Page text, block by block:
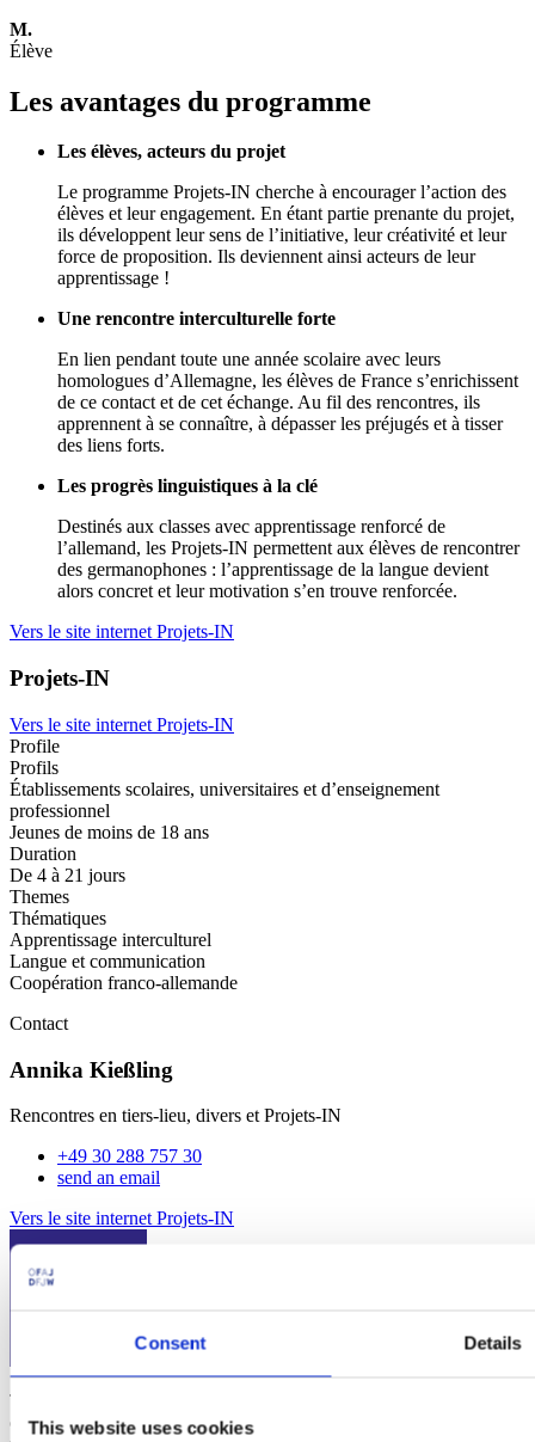
Consent Details
This website uses cookies
M.
Élève
Les avantages du programme
Les élèves, acteurs du projet
Le programme Projets-IN cherche à encourager l’action des
élèves et leur engagement. En étant partie prenante du projet,
ils développent leur sens de l’initiative, leur créativité et leur
force de proposition. Ils deviennent ainsi acteurs de leur
apprentissage !
Une rencontre interculturelle forte
En lien pendant toute une année scolaire avec leurs
homologues d’Allemagne, les élèves de France s’enrichissent
de ce contact et de cet échange. Au fil des rencontres, ils
apprennent à se connaître, à dépasser les préjugés et à tisser
des liens forts.
Les progrès linguistiques à la clé
Destinés aux classes avec apprentissage renforcé de
l’allemand, les Projets-IN permettent aux élèves de rencontrer
des germanophones : l’apprentissage de la langue devient
alors concret et leur motivation s’en trouve renforcée.
Vers le site internet Projets-IN
Projets-IN
Vers le site internet Projets-IN
Profile
Profils
Établissements scolaires, universitaires et d’enseignement
professionnel
Jeunes de moins de 18 ans
Duration
De 4 à 21 jours
Themes
Thématiques
Apprentissage interculturel
Langue et communication
Coopération franco-allemande
Contact
Annika Kießling
Rencontres en tiers-lieu, divers et Projets-IN
+49 30 288 757 30
send an email
Vers le site internet Projets-IN
The
organization working for Franco-German cooperation. Since 1963,